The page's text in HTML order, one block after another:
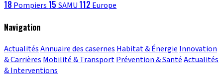
18 Pompiers 15 SAMU 112 Europe
Navigation
ActualitésAnnuaire des casernes Habitat & Énergie Innovation
& Carrières Mobilité & TransportPrévention & SantéActualités
& Interventions